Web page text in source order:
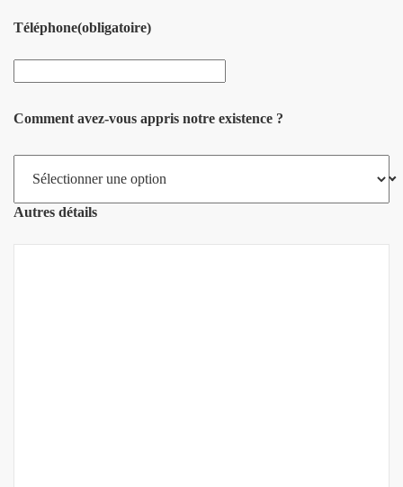
Téléphone(obligatoire)
Comment avez-vous appris notre existence ?
Autres détails